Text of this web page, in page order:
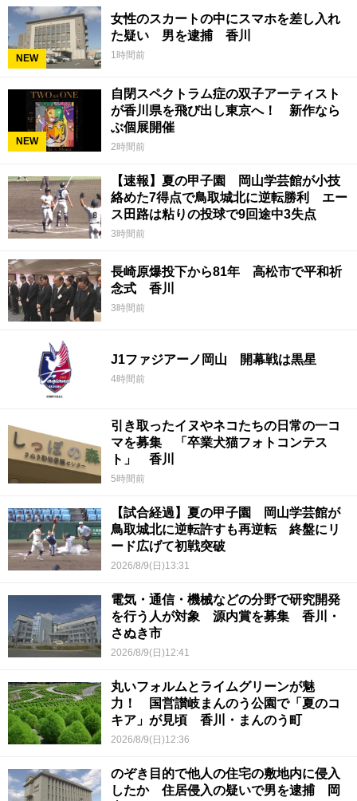
NEW
女性のスカートの中にスマホを差し入れ
た疑い 男を逮捕 香川
1時間前
NEW
自閉スペクトラム症の双子アーティスト
が香川県を飛び出し東京へ！ 新作なら
ぶ個展開催
2時間前
【速報】夏の甲子園 岡山学芸館が小技
絡めた7得点で鳥取城北に逆転勝利 エー
ス田路は粘りの投球で9回途中3失点
3時間前
長崎原爆投下から81年 高松市で平和祈
念式 香川
3時間前
J1ファジアーノ岡山 開幕戦は黒星
4時間前
引き取ったイヌやネコたちの日常の一コ
マを募集 「卒業犬猫フォトコンテス
ト」 香川
5時間前
【試合経過】夏の甲子園 岡山学芸館が
鳥取城北に逆転許すも再逆転 終盤にリ
ード広げて初戦突破
2026/8/9(日)13:31
電気・通信・機械などの分野で研究開発
を行う人が対象 源内賞を募集 香川・
さぬき市
2026/8/9(日)12:41
丸いフォルムとライムグリーンが魅
力！ 国営讃岐まんのう公園で「夏のコ
キア」が見頃 香川・まんのう町
2026/8/9(日)12:36
のぞき目的で他人の住宅の敷地内に侵入
したか 住居侵入の疑いで男を逮捕 岡